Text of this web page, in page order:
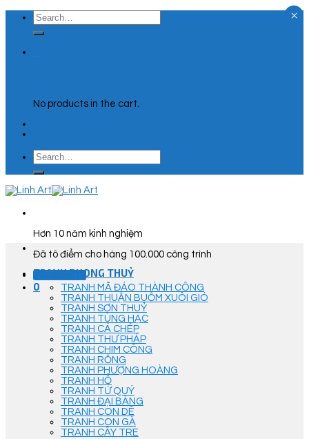
Skip
content
Search
for:
No products in the cart.
Search
for:
Hơn 10 năm kinh nghiệm
Đã tô điểm cho hàng 100.000 công trình
Góc Tư Vấn
0
TRANH PHONG THUỶ
TRANH MÃ ĐÁO THÀNH CÔNG
TRANH THUẬN BUỒM XUÔI GIÓ
TRANH SƠN THUỶ
TRANH TÙNG HẠC
TRANH CÁ CHÉP
TRANH THƯ PHÁP
TRANH CHIM CÔNG
TRANH RỒNG
TRANH PHƯỢNG HOÀNG
TRANH HỔ
TRANH TỨ QUÝ
TRANH ĐẠI BÀNG
TRANH CON DÊ
TRANH CON GÀ
TRANH CÂY TRE
×